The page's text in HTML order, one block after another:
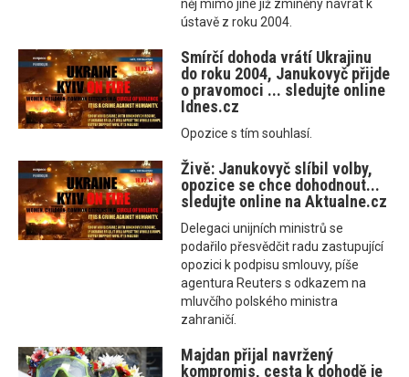
něj mimo jiné již zmíněný návrat k
ústavě z roku 2004.
Smírčí dohoda vrátí Ukrajinu
do roku 2004, Janukovyč přijde
o pravomoci ... sledujte online
Idnes.cz
Opozice s tím souhlasí.
Živě: Janukovyč slíbil volby,
opozice se chce dohodnout...
sledujte online na Aktualne.cz
Delegaci unijních ministrů se
podařilo přesvědčit radu zastupující
opozici k podpisu smlouvy, píše
agentura Reuters s odkazem na
mluvčího polského ministra
zahraničí.
Majdan přijal navržený
kompromis, cesta k dohodě je